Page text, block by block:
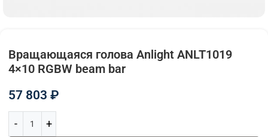
Вращающаяся голова Anlight ANLT1019
4×10 RGBW beam bar
57 803 ₽